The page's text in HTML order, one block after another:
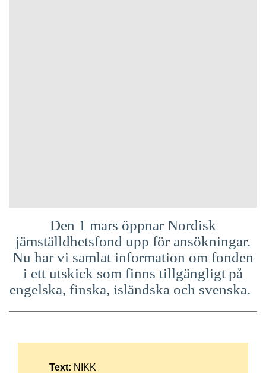
Den 1 mars öppnar Nordisk
jämställdhetsfond upp för ansökningar.
Nu har vi samlat information om fonden
i ett utskick som finns tillgängligt på
engelska, finska, isländska och svenska.
Text: NIKK